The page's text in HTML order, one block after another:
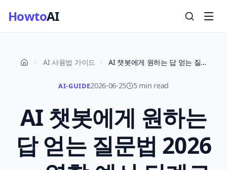
HowtoAI
AI 사용법 가이드 AI 챗봇에게 원하는 답 얻는 질문법 2026 — 역할·예시·단계로 답변 품질 높이기
AI-GUIDE2026-06-25 5 min read
AI 챗봇에게 원하는
답 얻는 질문법 2026